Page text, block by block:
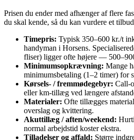
Prisen du ender med afhænger af flere
du skal kende, så du kan vurdere et
Timepris: Typisk 350–600 kr./t
handyman i Horsens.
fliser) ligger ofte højere —
Minimumsopkrævning: Mange
minimumsbetaling (1–2 timer) for
Kørsels- / fremmødegebyr:
eller km‑tillæg ved længere
Materialer: Ofte tillægges
overslag og kvittering.
Akuttillæg / aften/weekend:
normal arbejdstid koster ekstra.
Tilladelser og affald: Større